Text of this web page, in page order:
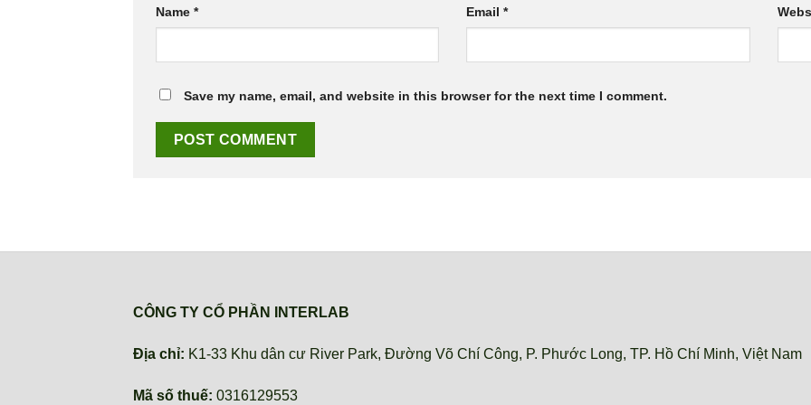
Name * Email*
Save my name, email, and website in this browser for the next time I comment.
CÔNG TY CỔ PHẦN INTERLAB
Địa chỉ: K1-33 Khu dân cư River Park, Đường Võ Chí Công, P. Phước Long, TP. Hồ Chí Minh, Việt Nam
Mã số thuế: 0316129553